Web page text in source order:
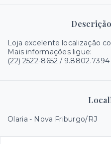
Loja excelente localização
Mais informações ligue:
(22) 2522-8652 / 9.8802.7394
Olaria - Nova Friburgo/RJ